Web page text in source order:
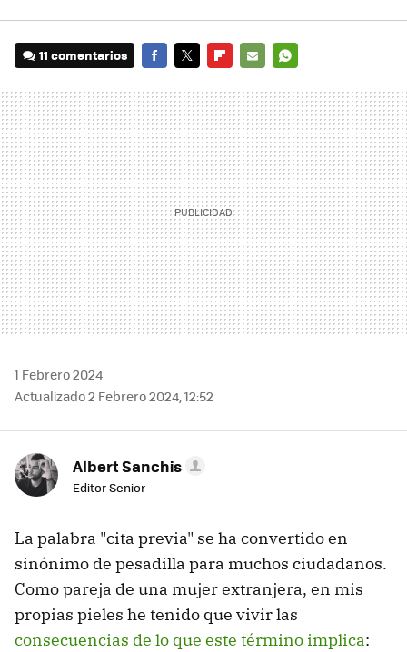
11 comentarios
MAIL
1 Febrero 2024
Actualizado 2 Febrero 2024, 12:52
Albert Sanchis
Editor Senior
La palabra "cita previa" se ha convertido en
sinónimo de pesadilla para muchos ciudadanos.
Como pareja de una mujer extranjera, en mis
propias pieles he tenido que vivir las
consecuencias de lo que este término implica: